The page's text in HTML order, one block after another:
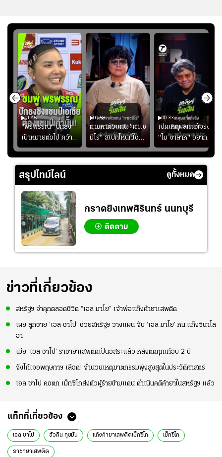
01:45
"พรพรรณ" ปักธง
เป้าหมายต่อไป คว้า
แชมป์ชิงแชมป์
เอเชีย เพื่อตั๋ว
โอลิมปิก
00:58
ตามหาตัวแทน "กาเซ
มีโร่" สเปคไหนที่ใช่
สำหรับแมนยูยุค
"คาร์ริค 2.0"?
00:33
เปิดเหตุผลที่แท้จริงที่
"โม ซาลาห์" อยาก
ย้ายซบ "แทร็บซอนส
ปอร์"
สรุปไทม์ไลน์ ดูทั้งหมด
กราดยิงเทพศิรินทร์ นนทบุรี
ติดตาม
ข่าวที่เกี่ยวข้อง
สหรัฐฯ จำคุกตลอดชีวิต “เอล มาโย” เจ้าพ่อแก๊งค้ายาเสพติด
เผย ลูกชาย ‘เอล ชาโป’ ช่วยสหรัฐฯ วางแผน จับ ‘เอล มาโย’ หน.แก๊งซินาโล
อา
เมีย ‘เอล ชาโป’ ราชายาเสพติดเป็นอิสระแล้ว หลังติดคุกเกือบ 2 ปี
จังโก้เจอพฤษภาฯ เลือด! จำนวนเหตุฆาตกรรมพุ่งสูงสุดในประวัติศาสตร์
เอล ชาโป คอตก เม็กซิโกส่งตัวผู้ร้ายข้ามแดน ดำเนินคดีค้ายาในสหรัฐฯ แล้ว
แท็กที่เกี่ยวข้อง
เอล ชาโป ฮัวคิน กุซมัน แก๊งค้ายาเสพติดเม็กซิโก เม็กซิโก
ราชายาเสพติด